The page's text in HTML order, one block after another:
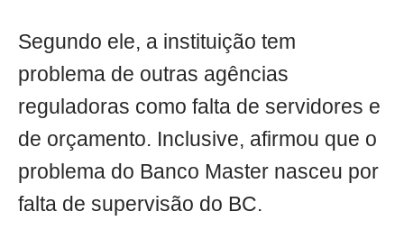
Segundo ele, a instituição tem
problema de outras agências
reguladoras como falta de servidores e
de orçamento. Inclusive, afirmou que o
problema do Banco Master nasceu por
falta de supervisão do BC.